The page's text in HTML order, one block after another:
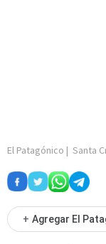
El Patagónico | Santa
+ Agregar El